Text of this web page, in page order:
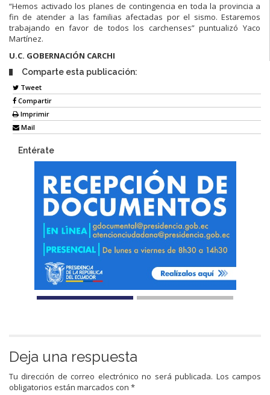
“Hemos activado los planes de contingencia en toda la provincia a
fin de atender a las familias afectadas por el sismo. Estaremos
trabajando en favor de todos los carchenses” puntualizó Yaco
Martínez.
U.C. GOBERNACIÓN CARCHI
Comparte esta publicación:
Tweet
Compartir
Imprimir
Mail
Entérate
Deja una respuesta
Tu dirección de correo electrónico no será publicada. Los campos
obligatorios están marcados con *